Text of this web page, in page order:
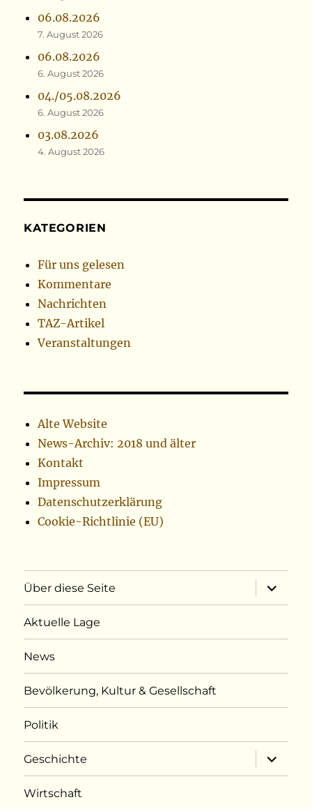
06.08.2026
7. August 2026
06.08.2026
6. August 2026
04./05.08.2026
6. August 2026
03.08.2026
4. August 2026
KATEGORIEN
Für uns gelesen
Kommentare
Nachrichten
TAZ-Artikel
Veranstaltungen
Alte Website
News-Archiv: 2018 und älter
Kontakt
Impressum
Datenschutzerklärung
Cookie-Richtlinie (EU)
Über diese Seite
öffnen
Aktuelle Lage
News
Bevölkerung, Kultur & Gesellschaft
Politik
Geschichte
öffnen
Wirtschaft